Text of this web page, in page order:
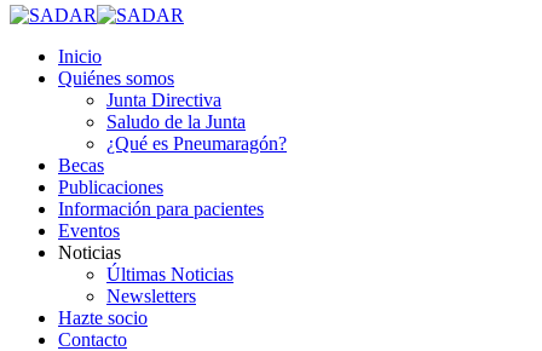
Inicio
Quiénes somos
Junta Directiva
Saludo de la Junta
¿Qué es Pneumaragón?
Becas
Publicaciones
Información para pacientes
Eventos
Noticias
Últimas Noticias
Newsletters
Hazte socio
Contacto